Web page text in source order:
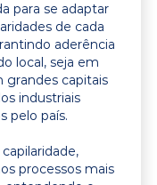
para se adaptar
de cada
aderência
local, seja em
grandes capitais
industriais
pelo país.
processos mais